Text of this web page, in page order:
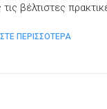
βέλτιστες
ΠΕΡΙΣΣΟΤΕΡΑ